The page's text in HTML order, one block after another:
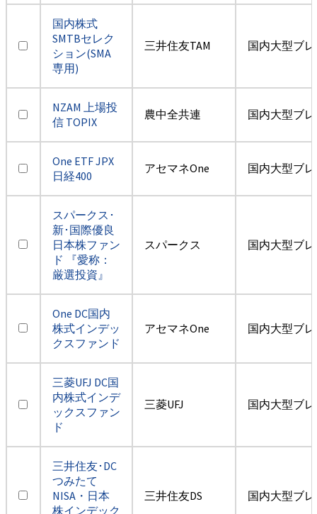
国内株式
SMTBセレク
ション(SMA
専用)
三井住友TAM 国内大型ブ
NZAM 上場投
信 TOPIX
農中全共連 国内大型ブ
One ETF JPX
日経400
アセマネOne 国内大型ブ
スパークス･
新･国際優良
日本株ファン
ド 『愛称：
厳選投資』
スパークス 国内大型ブ
One DC国内
株式インデッ
クスファンド
アセマネOne 国内大型ブ
三菱UFJ DC国
内株式インデ
ックスファン
ド
三菱UFJ 国内大型ブ
三井住友･DC
つみたて
NISA・日本
株インデック
三井住友DS 国内大型ブ